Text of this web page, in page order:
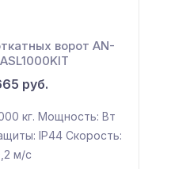
ворот AN-
руб.
кг. Мощность: Вт
IP44 Скорость:
м/с